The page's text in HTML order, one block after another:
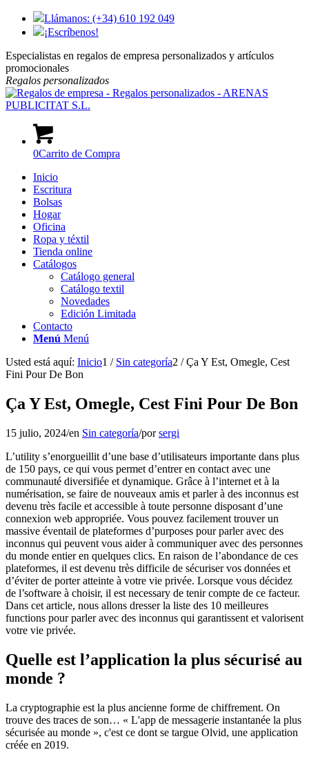
Llámanos: (+34) 610 192 049
¡Escríbenos!
Especialistas en regalos de empresa personalizados y artículos
promocionales
Regalos personalizados
0Carrito de Compra
Inicio
Escritura
Bolsas
Hogar
Oficina
Ropa y téxtil
Tienda online
Catálogos
Catálogo general
Catálogo textil
Novedades
Edición Limitada
Contacto
Menú Menú
Usted está aquí: Inicio1 / Sin categoría2 / Ça Y Est, Omegle, Cest
Fini Pour De Bon
Ça Y Est, Omegle, Cest Fini Pour De Bon
15 julio, 2024/en Sin categoría/porsergi
L’utility s’enorgueillit d’une base d’utilisateurs importante dans plus
de 150 pays, ce qui vous permet d’entrer en contact avec une
communauté diversifiée et dynamique. Grâce à l’internet et à la
numérisation, se faire de nouveaux amis et parler à des inconnus est
devenu très facile et accessible à toute personne disposant d’une
connexion web appropriée. Vous pouvez facilement trouver un
massive éventail de plateformes d’purposes pour parler avec des
inconnus qui peuvent vous aider à communiquer avec des personnes
du monde entier en quelques clics. En raison de l’abondance de ces
plateformes, il est devenu très difficile de sécuriser vos données et
d’éviter de porter atteinte à votre vie privée. Lorsque vous décidez
de l’software à choisir, il est necessary de tenir compte de ce facteur.
Dans cet article, nous allons dresser la liste des 10 meilleures
functions pour parler avec des inconnus qui garantissent et valorisent
votre vie privée.
Quelle est l’application la plus sécurisé au
monde ?
La cryptographie est la plus ancienne forme de chiffrement. On
trouve des traces de son… « L'app de messagerie instantanée la plus
sécurisée au monde », c'est ce dont se targue Olvid, une application
créée en 2019.